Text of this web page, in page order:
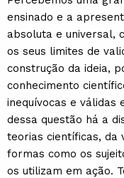
ensinado e a
absoluta e universal,
os seus limites de
construção da ideia,
conhecimento
inequívocas e válidas
dessa questão há a
teorias científicas, da
formas como os
os utilizam em ação.